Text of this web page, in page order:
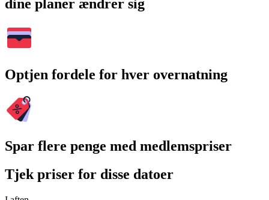
dine planer ændrer sig
Optjen fordele for hver overnatning
Spar flere penge med medlemspriser
Tjek priser for disse datoer